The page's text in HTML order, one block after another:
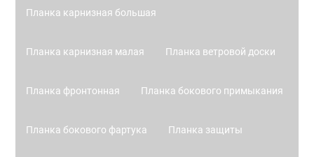
Планка карнизная большая
Планка карнизная малая Планка ветровой доски
Планка фронтонная Планка бокового примыкания
Планка бокового фартука Планка защиты